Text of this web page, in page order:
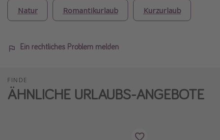
Natur Romantikurlaub Kurzurlaub
Ein rechtliches Problem melden
FINDE
ÄHNLICHE URLAUBS-ANGEBOTE